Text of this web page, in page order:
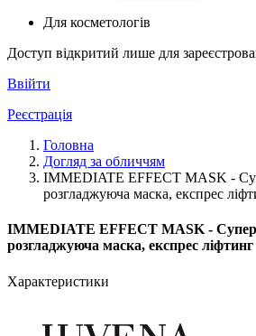
Для косметологів
Доступ відкритий лише для
Ввійти
Реєстрація
Головна
Догляд за обличчям
IMMEDIATE EFFECT MASK -
розгладжуюча маска, експрес
IMMEDIATE EFFECT MASK -
розгладжуюча маска, експрес ліфтинг
Характеристики